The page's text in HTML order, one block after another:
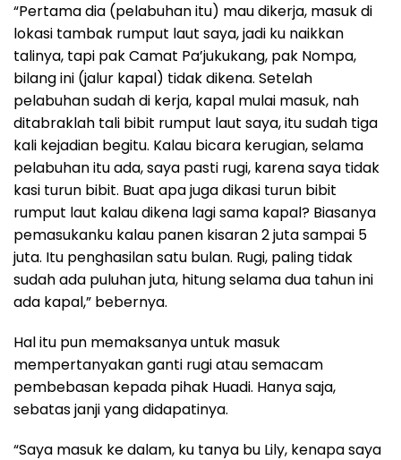
“Pertama dia (pelabuhan itu) mau dikerja, masuk di
lokasi tambak rumput laut saya, jadi ku naikkan
talinya, tapi pak Camat Pa’jukukang, pak Nompa,
bilang ini (jalur kapal) tidak dikena. Setelah
pelabuhan sudah di kerja, kapal mulai masuk, nah
ditabraklah tali bibit rumput laut saya, itu sudah tiga
kali kejadian begitu. Kalau bicara kerugian, selama
pelabuhan itu ada, saya pasti rugi, karena saya tidak
kasi turun bibit. Buat apa juga dikasi turun bibit
rumput laut kalau dikena lagi sama kapal? Biasanya
pemasukanku kalau panen kisaran 2 juta sampai 5
juta. Itu penghasilan satu bulan. Rugi, paling tidak
sudah ada puluhan juta, hitung selama dua tahun ini
ada kapal,” bebernya.
Hal itu pun memaksanya untuk masuk
mempertanyakan ganti rugi atau semacam
pembebasan kepada pihak Huadi. Hanya saja,
sebatas janji yang didapatinya.
“Saya masuk ke dalam, ku tanya bu Lily, kenapa saya